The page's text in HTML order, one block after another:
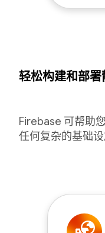
轻松构建和部
Firebase 可帮助
任何复杂的基础设